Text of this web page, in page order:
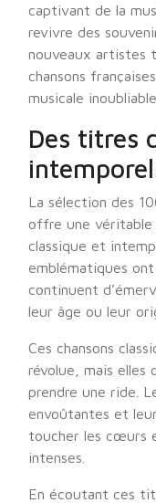
captivant de la
revivre des
nouveaux artistes
chansons
musicale inoubliable.
Des titres
La sélection des
offre une véritable
classique et
emblématiques
continuent
leur âge ou leur
Ces chansons
révolue, mais elles
prendre une ride.
envoûtantes et
toucher les cœurs
intenses.
En écoutant ces